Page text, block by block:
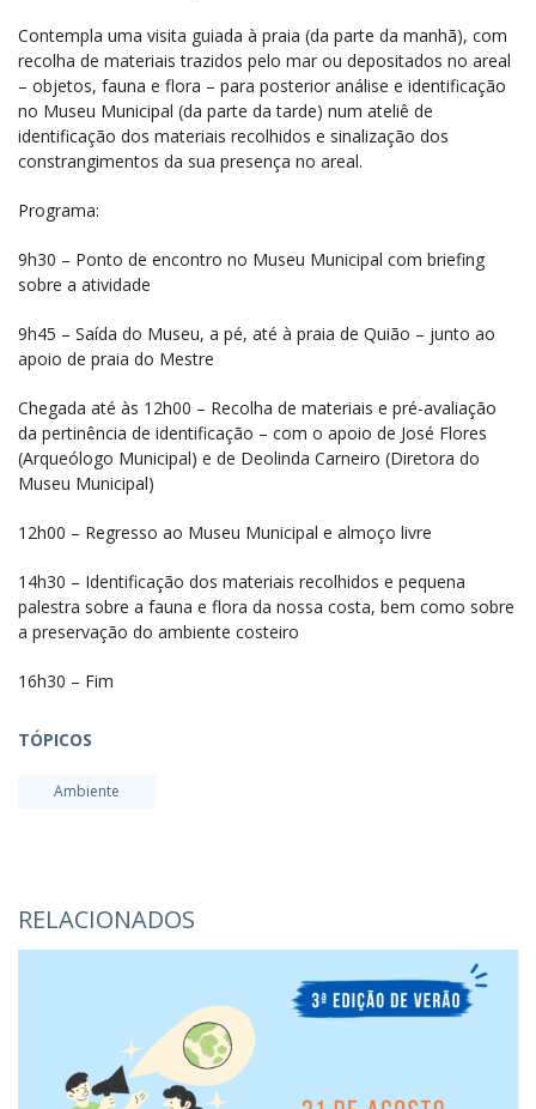
Contempla uma visita guiada à praia (da parte da manhã), com
recolha de materiais trazidos pelo mar ou depositados no areal
– objetos, fauna e flora – para posterior análise e identificação
no Museu Municipal (da parte da tarde) num ateliê de
identificação dos materiais recolhidos e sinalização dos
constrangimentos da sua presença no areal.
Programa:
9h30 – Ponto de encontro no Museu Municipal com briefing
sobre a atividade
9h45 – Saída do Museu, a pé, até à praia de Quião – junto ao
apoio de praia do Mestre
Chegada até às 12h00 – Recolha de materiais e pré-avaliação
da pertinência de identificação – com o apoio de José Flores
(Arqueólogo Municipal) e de Deolinda Carneiro (Diretora do
Museu Municipal)
12h00 – Regresso ao Museu Municipal e almoço livre
14h30 – Identificação dos materiais recolhidos e pequena
palestra sobre a fauna e flora da nossa costa, bem como sobre
a preservação do ambiente costeiro
16h30 – Fim
TÓPICOS
Ambiente
RELACIONADOS